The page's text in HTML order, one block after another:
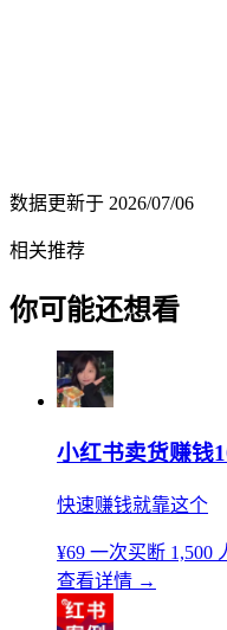
数据更新于 2026/07/06
相关推荐
你可能还想看
小红书卖货赚钱
快速赚钱就靠这个
¥69 一次买断 1,500
查看详情 →